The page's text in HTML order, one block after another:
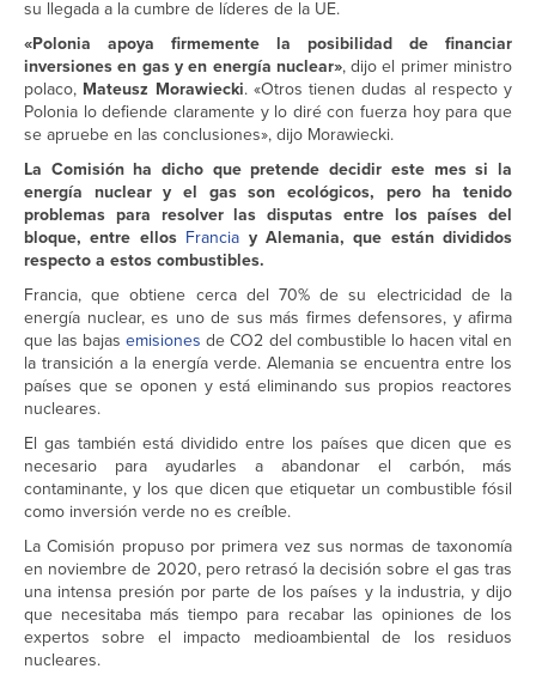
su llegada a la cumbre de líderes de la UE.
«Polonia apoya firmemente la posibilidad de financiar
inversiones en gas y en energía nuclear», dijo el primer ministro
polaco, Mateusz Morawiecki. «Otros tienen dudas al respecto y
Polonia lo defiende claramente y lo diré con fuerza hoy para que
se apruebe en las conclusiones», dijo Morawiecki.
La Comisión ha dicho que pretende decidir este mes si la
energía nuclear y el gas son ecológicos, pero ha tenido
problemas para resolver las disputas entre los países del
bloque, entre ellos Francia y Alemania, que están divididos
respecto a estos combustibles.
Francia, que obtiene cerca del 70% de su electricidad de la
energía nuclear, es uno de sus más firmes defensores, y afirma
que las bajasemisiones de CO2 del combustible lo hacen vital en
la transición a la energía verde. Alemania se encuentra entre los
países que se oponen y está eliminando sus propios reactores
nucleares.
El gas también está dividido entre los países que dicen que es
necesario para ayudarles a abandonar el carbón, más
contaminante, y los que dicen que etiquetar un combustible fósil
como inversión verde no es creíble.
La Comisión propuso por primera vez sus normas de taxonomía
en noviembre de 2020, pero retrasó la decisión sobre el gas tras
una intensa presión por parte de los países y la industria, y dijo
que necesitaba más tiempo para recabar las opiniones de los
expertos sobre el impacto medioambiental de los residuos
nucleares.